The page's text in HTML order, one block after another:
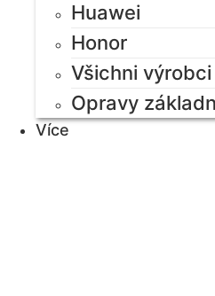
Huawei
Honor
Všichni výrobci
Opravy
Více